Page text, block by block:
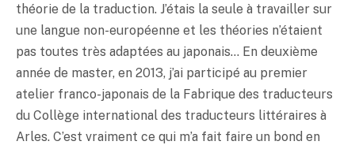
théorie de la traduction. J’étais la seule à travailler sur
une langue non-européenne et les théories n’étaient
pas toutes très adaptées au japonais… En deuxième
année de master, en 2013, j’ai participé au premier
atelier franco-japonais de la Fabrique des traducteurs
du Collège international des traducteurs littéraires à
Arles. C’est vraiment ce qui m’a fait faire un bond en